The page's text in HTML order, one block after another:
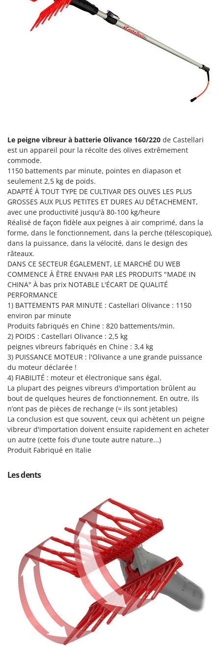
Groupes électrogènes
Gyrobroyeurs à lame pour tracteur
Lames niveleuses pour tracteur
Lave-vitres
Lieuses électriques pour vignes
M
Machines à pâtes
Machines pour la transformation des fruits
Machines sous vide
Motobineuses
Motoculteurs
Motofaucheuses
Motopompes pour irrigation
Moulins à céréales électriques
Moulins à farine
N
Nettoyeurs et Balais à vapeur
Nettoyeurs haute pression
Nettoyeurs tapis, moquettes et tapisseries
P
Peignes vibreurs et Secoueurs à olives
Pelles rétros pour tracteur
Perches Élagueuses
Piscines
Plateaux de coupe pour tracteur
Pompes d'irrigation à tracteur
Pompes de transfert
Pompes immergées électriques
Postes à souder
Poussoirs à saucisse
Presses à pellets
Pressoirs à fruits
EcoFlow
EuroMech
Eurosystems
F
FAC
Fama Industrie
Famag
Famur
FARMER
FBC
Ferrari Group
Ferroni
Ferrua
FIAC
FIEM
Fimar
FINI
Fiorentini
Fiskars
Flymo
Fontana Forni
Forest Master
Francini
G
G3 Ferrari
GeoTech Pro
Gierre
Ginko - MGM
Gipeco
Girmi
GRAEF
Gre
GreenBay
Le peigne vibreur à batterie Olivance 160/220 de Castellari
est un appareil pour la récolte des olives extrêmement
commode.
1150 battements par minute, pointes en diapason et
seulement 2,5 kg de poids.
ADAPTÉ À TOUT TYPE DE CULTIVAR DES OLIVES LES PLUS
GROSSES AUX PLUS PETITES ET DURES AU DÉTACHEMENT,
avec une productivité jusqu'à 80-100 kg/heure
Réalisé de façon fidèle aux peignes à air comprimé, dans la
forme, dans le fonctionnement, dans la perche (télescopique),
dans la puissance, dans la vélocité, dans le design des
râteaux.
DANS CE SECTEUR ÉGALEMENT, LE MARCHÉ DU WEB
COMMENCE À ÊTRE ENVAHI PAR LES PRODUITS "MADE IN
CHINA" À bas prix NOTABLE L'ÉCART DE QUALITÉ
PERFORMANCE
1) BATTEMENTS PAR MINUTE : Castellari Olivance : 1150
environ par minute
Produits fabriqués en Chine : 820 battements/min.
2) POIDS : Castellari Olivance : 2,5 kg
peignes vibreurs fabriqués en Chine : 3,4 kg
3) PUISSANCE MOTEUR : l'Olivance a une grande puissance
du moteur déclarée !
4) FIABILITÉ : moteur et électronique sans égal.
La plupart des peignes vibreurs d'importation brûlent au
bout de quelques heures de fonctionnement. En outre, ils
n’ont pas de pièces de rechange (= ils sont jetables)
La conclusion est que souvent, ceux qui achètent un peigne
vibreur d'importation doivent ensuite rapidement en acheter
un autre (cette fois d'une toute autre nature...)
Produit Fabriqué en Italie
Les dents